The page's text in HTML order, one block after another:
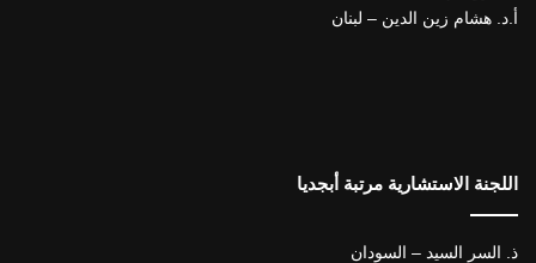
أ.د. هشام زين الدين – لبنان
اللجنة الاستشارية مرتبة أبجديا
ذ. السر السيد – السودان